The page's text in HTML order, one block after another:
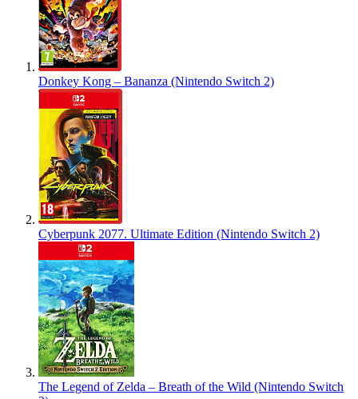
Donkey Kong – Bananza (Nintendo Switch 2)
Cyberpunk 2077. Ultimate Edition (Nintendo Switch 2)
The Legend of Zelda – Breath of the Wild (Nintendo Switch